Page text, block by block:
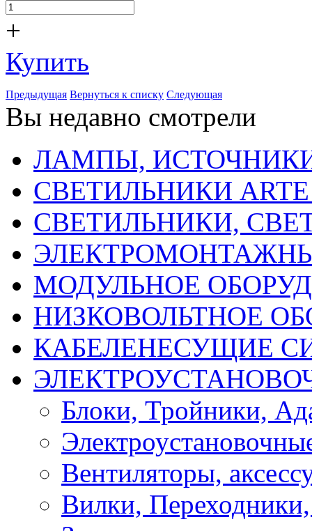
+
Купить
Предыдущая Вернуться к списку Следующая
Вы недавно смотрели
ЛАМПЫ,
СВЕТИЛЬНИКИ ARTE
СВЕТИЛЬНИКИ,
МОДУЛЬНОЕ
НИЗКОВОЛЬТНОЕ
КАБЕЛЕНЕСУЩИЕ
Блоки, Тройники,
Вентиляторы,
Вилки,